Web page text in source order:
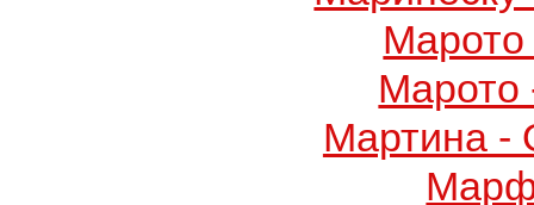
Марото
Марото
Мартина -